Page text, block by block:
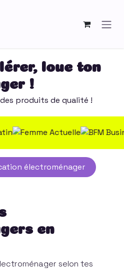
loue ton
!
produits de qualité !
électroménager
en
selon tes